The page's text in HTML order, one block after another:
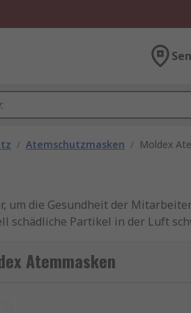
/ Atemschutzmasken / Moldex
die Gesundheit der
Partikel in der Luft
Atemmasken